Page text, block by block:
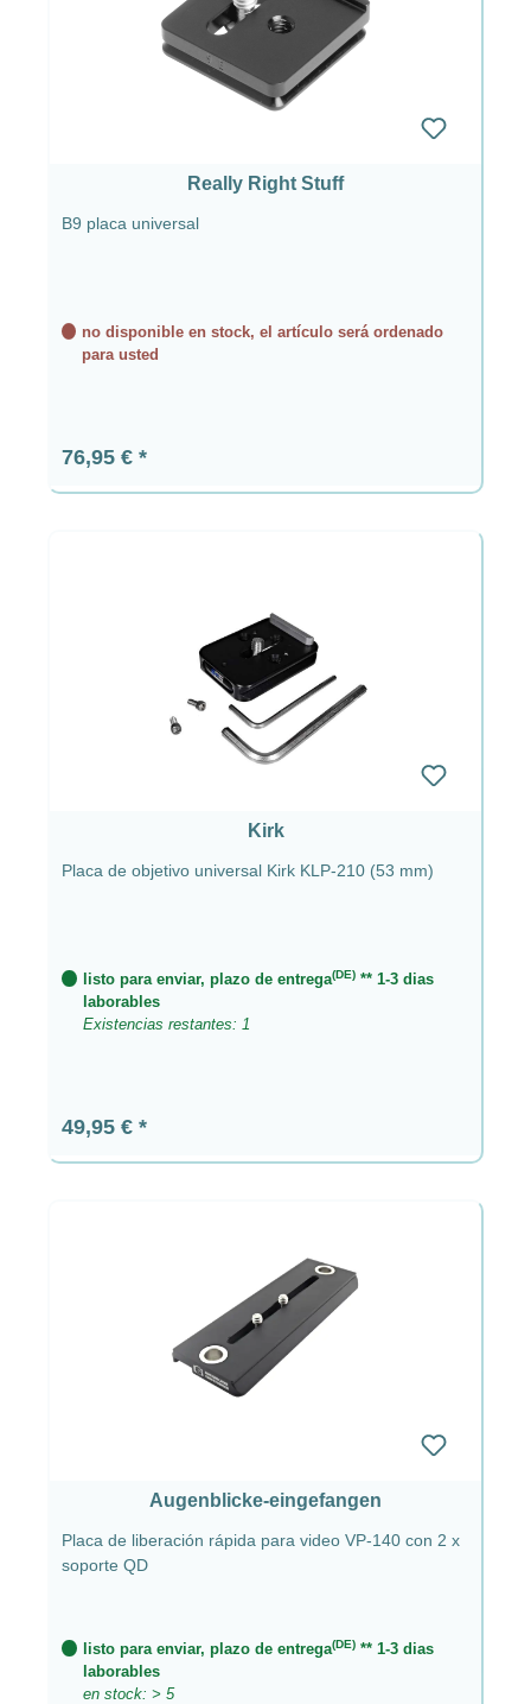
Really Right Stuff
B9 placa universal
no disponible en stock, el artículo será ordenado
para usted
Precio normal:
76,95 €
Kirk
Placa de objetivo universal Kirk KLP-210 (53 mm)
listo para enviar, plazo de entrega(DE)** 1-3 dias
laborables
Existencias restantes: 1
Precio normal:
49,95 €
Augenblicke-eingefangen
Placa de liberación rápida para video VP-140 con 2 x
soporte QD
listo para enviar, plazo de entrega(DE)** 1-3 dias
laborables
en stock: > 5